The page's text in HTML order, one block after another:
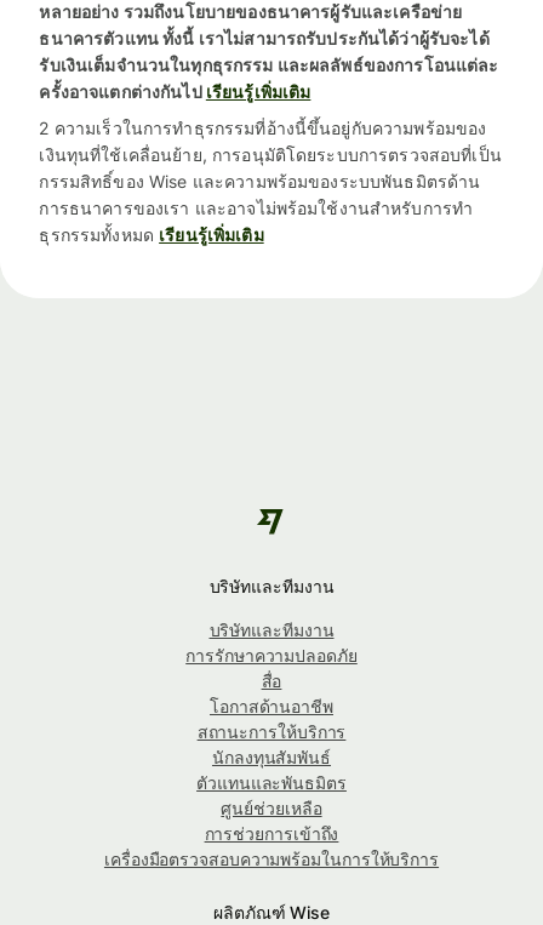
หลายอย่าง รวมถึงนโยบายของธนาคารผู้รับและเครือข่าย
ธนาคารตัวแทน ทั้งนี้ เราไม่สามารถรับประกันได้ว่าผู้รับจะได้
รับเงินเต็มจำนวนในทุกธุรกรรม และผลลัพธ์ของการโอนแต่ละ
ครั้งอาจแตกต่างกันไป เรียนรู้เพิ่มเติม
2 ความเร็วในการทำธุรกรรมที่อ้างนี้ขึ้นอยู่กับความพร้อมของ
เงินทุนที่ใช้เคลื่อนย้าย, การอนุมัติโดยระบบการตรวจสอบที่เป็น
กรรมสิทธิ์ของ Wise และความพร้อมของระบบพันธมิตรด้าน
การธนาคารของเรา และอาจไม่พร้อมใช้งานสำหรับการทำ
ธุรกรรมทั้งหมด เรียนรู้เพิ่มเติม
บริษัทและทีมงาน
บริษัทและทีมงาน
การรักษาความปลอดภัย
สื่อ
โอกาสด้านอาชีพ
สถานะการให้บริการ
นักลงทุนสัมพันธ์
ตัวแทนและพันธมิตร
ศูนย์ช่วยเหลือ
การช่วยการเข้าถึง
เครื่องมือตรวจสอบความพร้อมในการให้บริการ
ผลิตภัณฑ์ Wise